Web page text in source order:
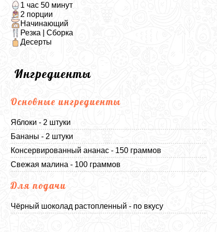
1 час 50 минут
2 порции
Начинающий
Резка | Сборка
Десерты
Ингредиенты
Основные ингредиенты
Яблоки - 2 штуки
Бананы - 2 штуки
Консервированный ананас - 150 граммов
Свежая малина - 100 граммов
Для подачи
Чёрный шоколад растопленный - по вкусу